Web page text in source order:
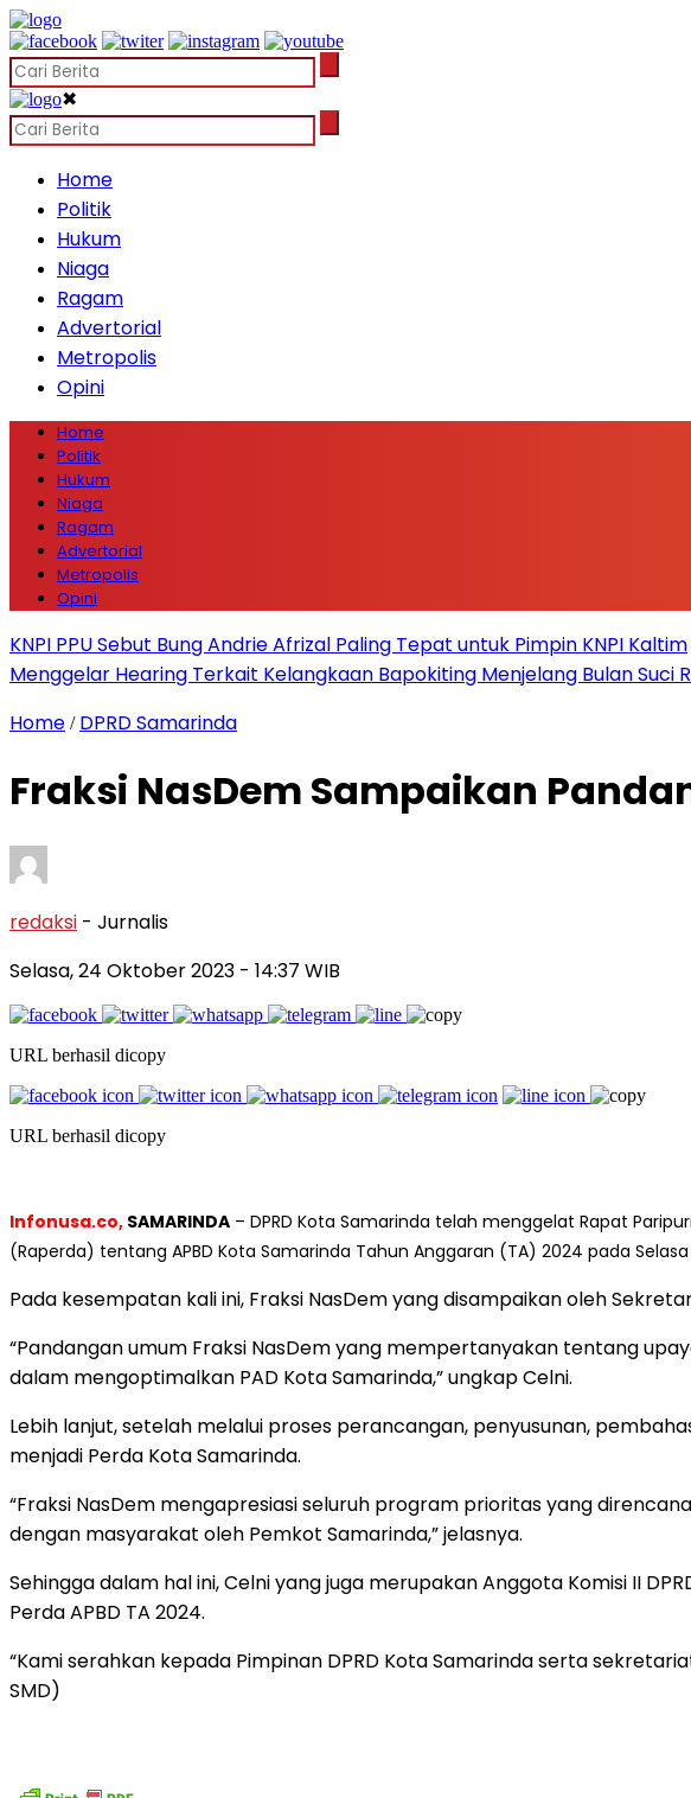
✖
Home
Politik
Hukum
Niaga
Ragam
Advertorial
Metropolis
Opini
Home
Politik
Hukum
Niaga
Ragam
Advertorial
Metropolis
Opini
KNPI PPU Sebut Bung Andrie Afrizal Paling Tepat untuk Pimpin KNPI Kaltim
Menggelar Hearing Terkait Kelangkaan Bapokiting Menjelang Bulan Suci
Home / DPRD Samarinda
Fraksi NasDem Sampaikan
redaksi - Jurnalis
Selasa, 24 Oktober 2023 - 14:37 WIB
URL berhasil dicopy
URL berhasil dicopy
Infonusa.co, SAMARINDA – DPRD Kota Samarinda telah menggelat Rapat
(Raperda) tentang APBD Kota Samarinda Tahun Anggaran (TA) 2024 pada
Pada kesempatan kali ini, Fraksi NasDem yang disampaikan oleh
“Pandangan umum Fraksi NasDem yang mempertanyakan tentang
dalam mengoptimalkan PAD Kota Samarinda,” ungkap Celni.
Lebih lanjut, setelah melalui proses perancangan, penyusunan,
menjadi Perda Kota Samarinda.
“Fraksi NasDem mengapresiasi seluruh program prioritas yang
dengan masyarakat oleh Pemkot Samarinda,” jelasnya.
Sehingga dalam hal ini, Celni yang juga merupakan Anggota Komisi II
Perda APBD TA 2024.
“Kami serahkan kepada Pimpinan DPRD Kota Samarinda serta
SMD)